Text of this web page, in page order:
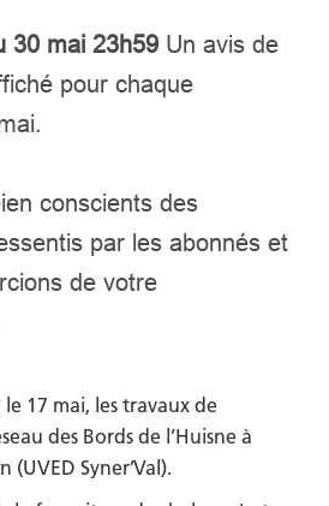
30 mai 23h59 Un avis de
pour chaque
conscients des
par les abonnés et
de votre
le 17 mai, les travaux de
des Bords de l’Huisne à
(UVED Syner’Val).